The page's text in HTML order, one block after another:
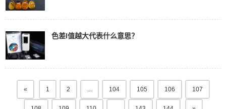
色差l值越大代表什么意思？
« 1 2 104 105 106 107